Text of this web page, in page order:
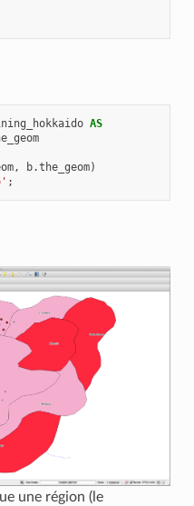
AS
, b.the_geom)
;
une région (le